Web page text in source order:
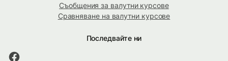
Съобщения за валутни курсове
Сравняване на валутни курсове
Последвайте ни